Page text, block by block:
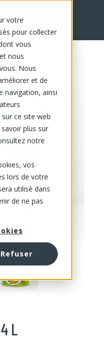
votre
pour collecter
vous
nous
Nous
et de
navigation, ainsi
ce site web
plus sur
notre
vos
lors de votre
utilisé dans
de ne pas
Refuser
L